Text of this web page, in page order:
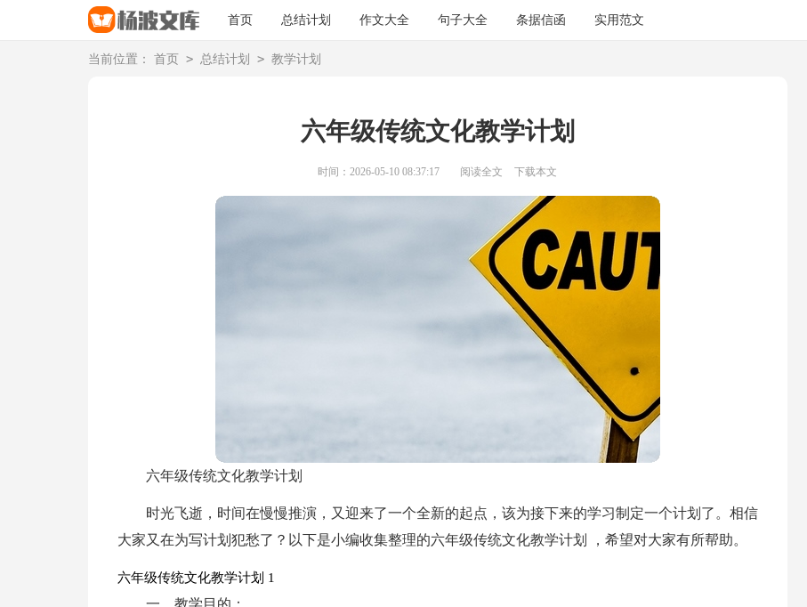
首页 总结计划 作文大全 句子大全 条据信函 实用范文
当前位置： 首页 > 总结计划 > 教学计划
六年级传统文化教学计划
时间：2026-05-10 08:37:17 阅读全文 下载本文
六年级传统文化教学计划
时光飞逝，时间在慢慢推演，又迎来了一个全新的起点，该为接下来的学习制定一个计划了。相信
大家又在为写计划犯愁了？以下是小编收集整理的六年级传统文化教学计划 ，希望对大家有所帮助。
六年级传统文化教学计划 1
一、教学目的：